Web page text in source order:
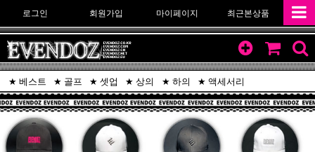
로그인 회원가입 마이페이지 최근본상품
베스트 골프 셋업 상의 하의 액세서리